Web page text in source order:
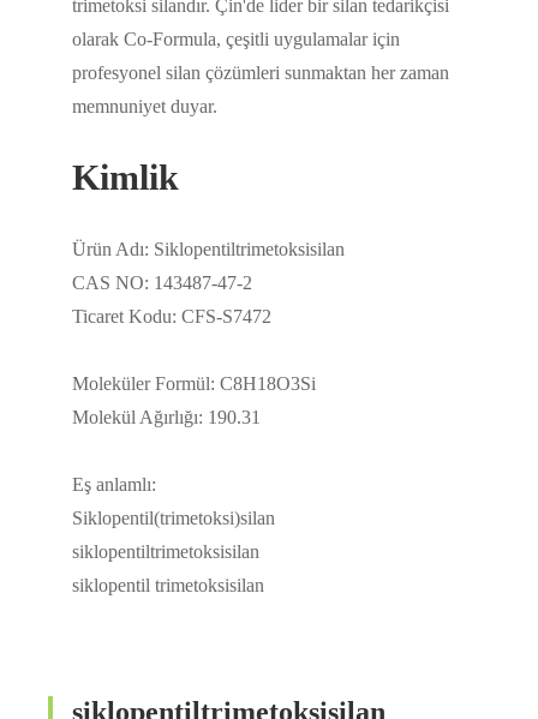
trimetoksi silandır. Çin'de lider bir silan tedarikçisi
olarak Co-Formula, çeşitli uygulamalar için
profesyonel silan çözümleri sunmaktan her zaman
memnuniyet duyar.
Kimlik
Ürün Adı: Siklopentiltrimetoksisilan
CAS NO: 143487-47-2
Ticaret Kodu: CFS-S7472
Moleküler Formül: C8H18O3Si
Molekül Ağırlığı: 190.31
Eş anlamlı:
Siklopentil(trimetoksi)silan
siklopentiltrimetoksisilan
siklopentil trimetoksisilan
siklopentiltrimetoksisilan